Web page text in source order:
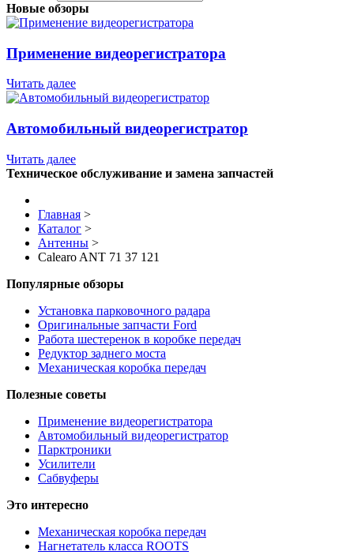
Новые обзоры
Применение видеорегистратора
Читать далее
Автомобильный видеорегистратор
Читать далее
Техническое обслуживание и замена запчастей
Главная >
Каталог >
Антенны >
Calearo ANT 71 37 121
Популярные обзоры
Установка парковочного радара
Оригинальные запчасти Ford
Работа шестеренок в коробке передач
Редуктор заднего моста
Механическая коробка передач
Полезные советы
Применение видеорегистратора
Автомобильный видеорегистратор
Парктроники
Усилители
Cабвуферы
Это интересно
Механическая коробка передач
Нагнетатель класса ROOTS